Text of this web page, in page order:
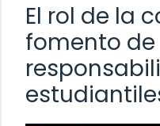
El rol de la
fomento de